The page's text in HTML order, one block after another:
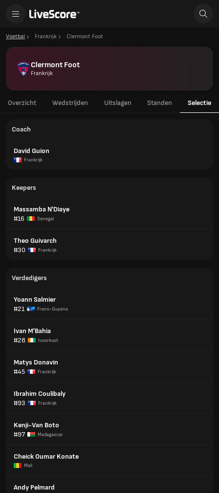
Voetbal Frankrijk Clermont Foot
Clermont Foot
Frankrijk
Overzicht Wedstrijden Uitslagen Standen Selectie
Coach
David Guion
Frankrijk
Keepers
Massamba N'Diaye
#16
Senegal
Theo Guivarch
#30
Frankrijk
Verdedigers
Yoann Salmier
#21
Frans-Guyana
Ivan M'Bahia
#28
Ivoorkust
Matys Donavin
#45
Frankrijk
Ibrahim Coulibaly
#93
Frankrijk
Kenji-Van Boto
#97
Madagascar
Cheick Oumar Konate
Mali
Andy Pelmard